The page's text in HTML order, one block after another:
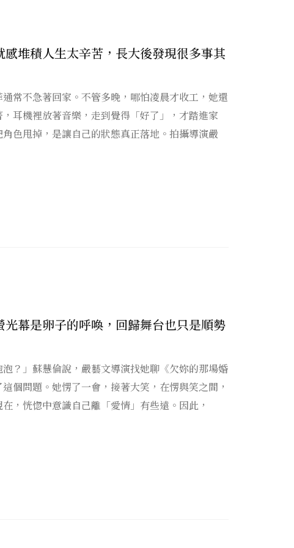
感堆積人生太辛苦，長大後發現很多事其
常不急著回家。不管多晚，哪怕凌晨才收工，她還
耳機裡放著音樂，走到覺得「好了」，才踏進家
色甩掉，是讓自己的狀態真正落地。拍攝導演嚴
光幕是卵子的呼喚，回歸舞台也只是順勢
泡？」蘇慧倫說，嚴藝文導演找她聊《欠妳的那場婚
個問題。她愣了一會，接著大笑，在愣與笑之間，
，恍惚中意識自己離「愛情」有些遠。因此，